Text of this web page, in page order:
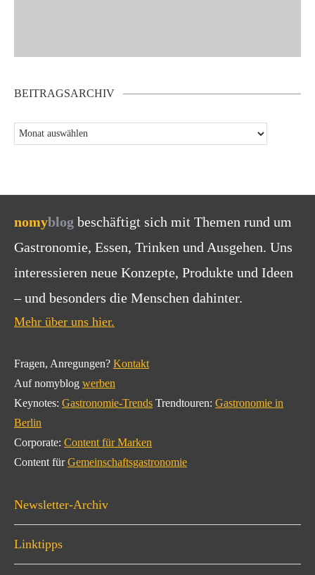
BEITRAGSARCHIV
nomyblog beschäftigt sich mit Themen rund um
Gastronomie, Essen, Trinken und Ausgehen. Uns
interessieren neue Konzepte, Produkte und Ideen
– und besonders die Menschen dahinter.
Mehr über uns hier.
Fragen, Anregungen? Kontakt
Auf nomyblog werben
Keynotes: Gastronomie-Trends Trendtouren: Gastronomie in
Berlin
Corporate: Content für Marken
Content fürGemeinschaftsgastronomie
Newsletter-Archiv
Linktipps